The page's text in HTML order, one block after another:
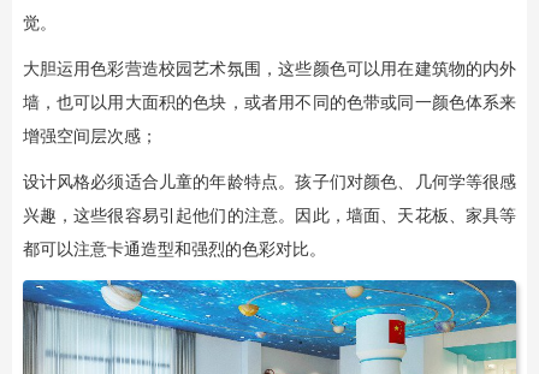
觉。
大胆运用色彩营造校园艺术氛围，这些颜色可以用在建筑物的内外
墙，也可以用大面积的色块，或者用不同的色带或同一颜色体系来
增强空间层次感；
设计风格必须适合儿童的年龄特点。孩子们对颜色、几何学等很感
兴趣，这些很容易引起他们的注意。因此，墙面、天花板、家具等
都可以注意卡通造型和强烈的色彩对比。